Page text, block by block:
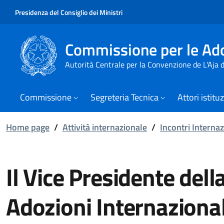
Presidenza del Consiglio dei Ministri
Commissione per le
Autorità Centrale per la Convenzione de
Commissione Segreteria Tecnica Attori
Home page / Attività internazionale / Incontri
Il Vice Presidente
Adozioni